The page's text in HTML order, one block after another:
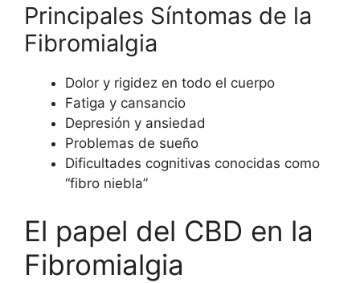
Principales Síntomas de la
Fibromialgia
Dolor y rigidez en todo el cuerpo
Fatiga y cansancio
Depresión y ansiedad
Problemas de sueño
Dificultades cognitivas conocidas como
“fibro niebla”
El papel del CBD en la
Fibromialgia